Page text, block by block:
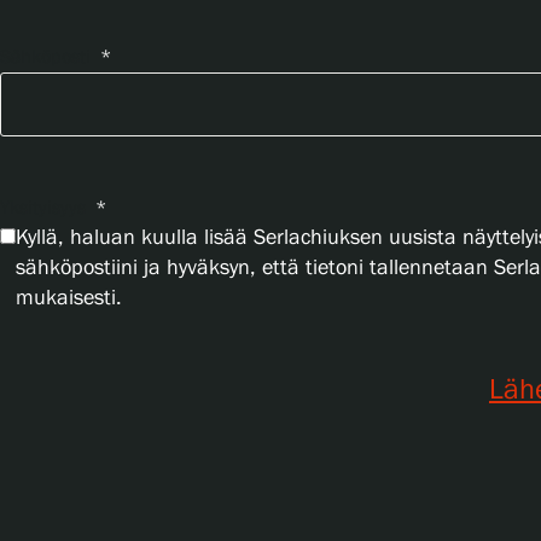
*
*
Kyllä, haluan kuulla lisää Serlachiuksen uusista
sähköpostiini ja hyväksyn, että tietoni tallennetaan
mukaisesti.